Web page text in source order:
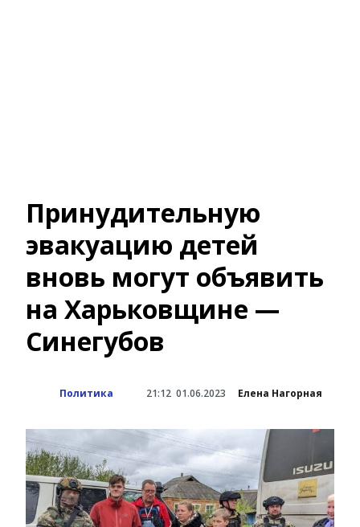
Принудительную
эвакуацию детей
вновь могут объявить
на Харьковщине —
Синегубов
Политика 21:12 01.06.2023 Елена Нагорная